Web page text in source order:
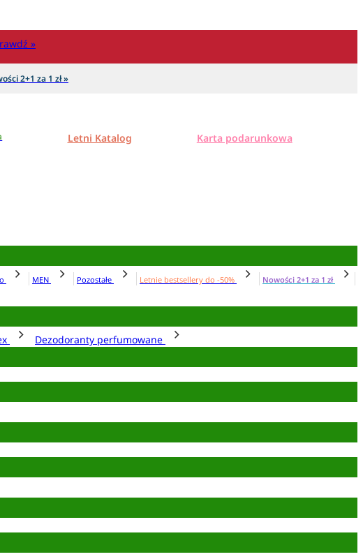
»
2+1 za 1 zł »
Letni Katalog Karta podarunkowa
MEN Pozostałe Letnie bestsellery do -50%
Nowości 2+1 za 1 zł
Dezodoranty perfumowane